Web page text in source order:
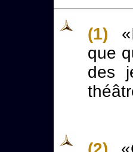
(1)
que
des